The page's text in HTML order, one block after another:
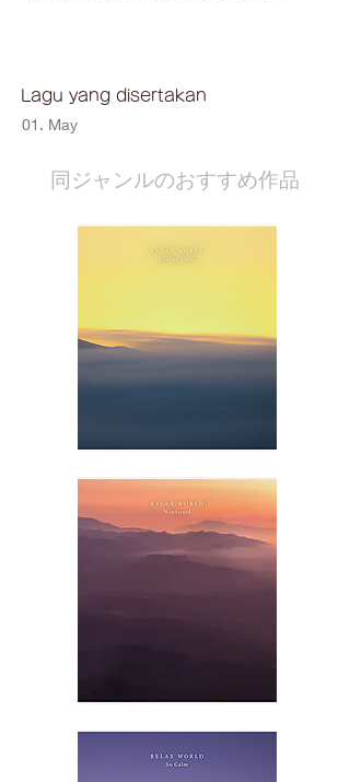
Lagu yang disertakan
01. May
​同ジャンルのおすすめ作品